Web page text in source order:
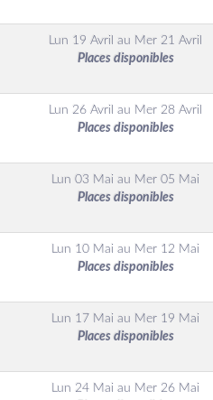
Lun 19 Avril au Mer 21 Avril
Places disponibles
Lun 26 Avril au Mer 28 Avril
Places disponibles
Lun 03 Mai au Mer 05 Mai
Places disponibles
Lun 10 Mai au Mer 12 Mai
Places disponibles
Lun 17 Mai au Mer 19 Mai
Places disponibles
Lun 24 Mai au Mer 26 Mai